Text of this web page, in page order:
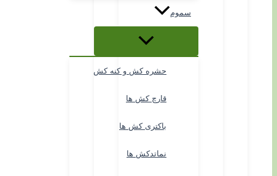
سموم
حشره کش و کنه کش
قارچ کش ها
باکتری کش ها
نماتدکش ها